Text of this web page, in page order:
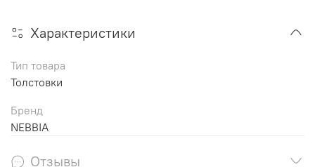
Характеристики
Тип товара
Толстовки
Бренд
NEBBIA
Отзывы